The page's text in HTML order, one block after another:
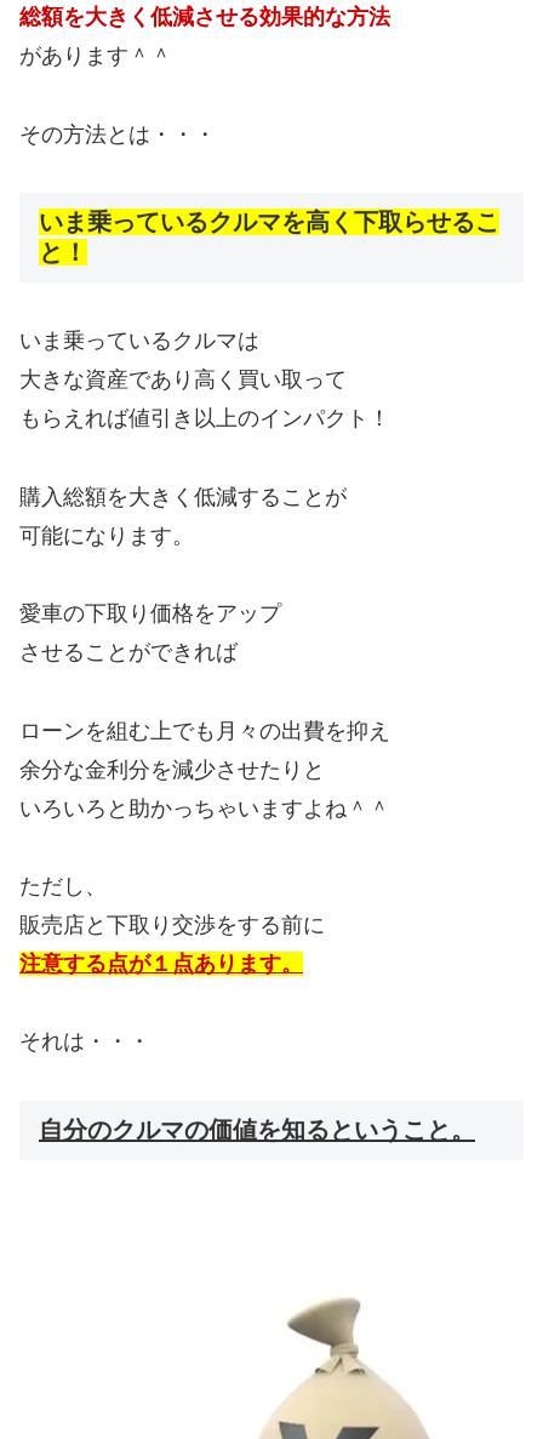
総額を大きく低減させる効果的な方法
があります＾＾
その方法とは・・・
いま乗っているクルマを高く下取らせるこ
と！
いま乗っているクルマは
大きな資産であり高く買い取って
もらえれば値引き以上のインパクト！
購入総額を大きく低減することが
可能になります。
愛車の下取り価格をアップ
させることができれば
ローンを組む上でも月々の出費を抑え
余分な金利分を減少させたりと
いろいろと助かっちゃいますよね＾＾
ただし、
販売店と下取り交渉をする前に
注意する点が１点あります。
それは・・・
自分のクルマの価値を知るということ。